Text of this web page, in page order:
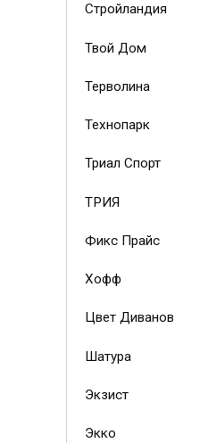
Стройландия
Твой Дом
Терволина
Технопарк
Триал Спорт
ТРИЯ
Фикс Прайс
Хофф
Цвет Диванов
Шатура
Экзист
Экко